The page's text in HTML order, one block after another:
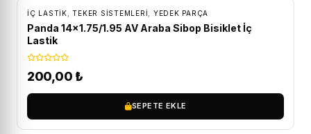
İÇ LASTIK ,TEKER SISTEMLERI YEDEK PARÇA
Panda 14×1.75/1.95 AV Araba Sibop Bisiklet İç
Lastik
200,00 ₺
SEPETE EKLE